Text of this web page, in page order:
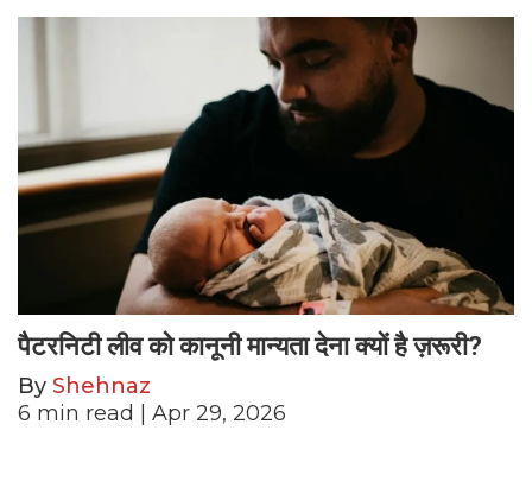
पैटरनिटी लीव को कानूनी मान्यता देना क्यों है ज़रूरी?
By Shehnaz
6 min read | Apr 29, 2026